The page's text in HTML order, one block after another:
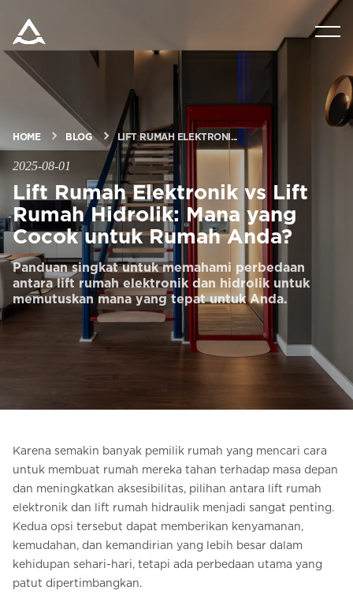
PRODUK
MINTA PERKIRAAN HARGA
TEKNOLOGI
BLOG & BERITA
TENTANG ARITCO
UNTUK PARA PROFESIONAL
Minta perkiraan harga
Pendaftaran buletin
Hubungi
ID
HOME BLOG LIFT RUMAH ELEKTRONI...
2025-08-01
Lift Rumah Elektronik vs Lift
Rumah Hidrolik: Mana yang
Cocok untuk Rumah Anda?
Panduan singkat untuk memahami perbedaan
antara lift rumah elektronik dan hidrolik untuk
memutuskan mana yang tepat untuk Anda.
Karena semakin banyak pemilik rumah yang mencari cara
untuk membuat rumah mereka tahan terhadap masa depan
dan meningkatkan aksesibilitas, pilihan antara lift rumah
elektronik dan lift rumah hidraulik menjadi sangat penting.
Kedua opsi tersebut dapat memberikan kenyamanan,
kemudahan, dan kemandirian yang lebih besar dalam
kehidupan sehari-hari, tetapi ada perbedaan utama yang
patut dipertimbangkan.